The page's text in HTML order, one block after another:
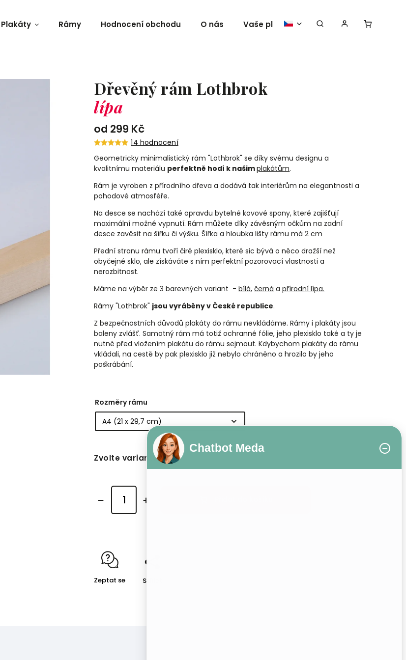
Plakáty Rámy Hodnocení obchodu O nás Vaše plakáty
Dřevěný rám Lothbrok
lípa
od 299 Kč
14 hodnocení
Geometricky minimalistický rám "Lothbrok" se díky svému designu a
kvalitnímu materiálu perfektně hodí k našimplakátům.
Rám je vyroben z přírodního dřeva a dodává tak interiérům na elegantnosti a
pohodové atmosféře.
Na desce se nachází také opravdu bytelné kovové spony, které zajišťují
maximální možné vypnutí. Rám můžete díky závěsným očkům na zadní
desce zavěsit na šířku či výšku. Šířka a hloubka lišty rámu má 2 cm
Přední stranu rámu tvoří čiré plexisklo, které sic bývá o něco dražší než
obyčejné sklo, ale získáváte s ním perfektní pozorovací vlastnosti a
nerozbitnost.
Máme na výběr ze 3 barevných variant -bílá,černá apřírodní lípa.
Rámy "Lothbrok" jsou vyráběny v České republice.
Z bezpečnostních důvodů plakáty do rámu nevkládáme. Rámy i plakáty jsou
baleny zvlášť. Samotný rám má totiž ochranné fólie, jeho plexisklo také a ty je
nutné před vložením plakátu do rámu sejmout. Kdybychom plakáty do rámu
vkládali, na cestě by pak plexisklo již nebylo chráněno a hrozilo by jeho
poškrábání.
Rozměry rámu
Zvolte variantu
Zeptat se Sdílet
Chatbot Meda